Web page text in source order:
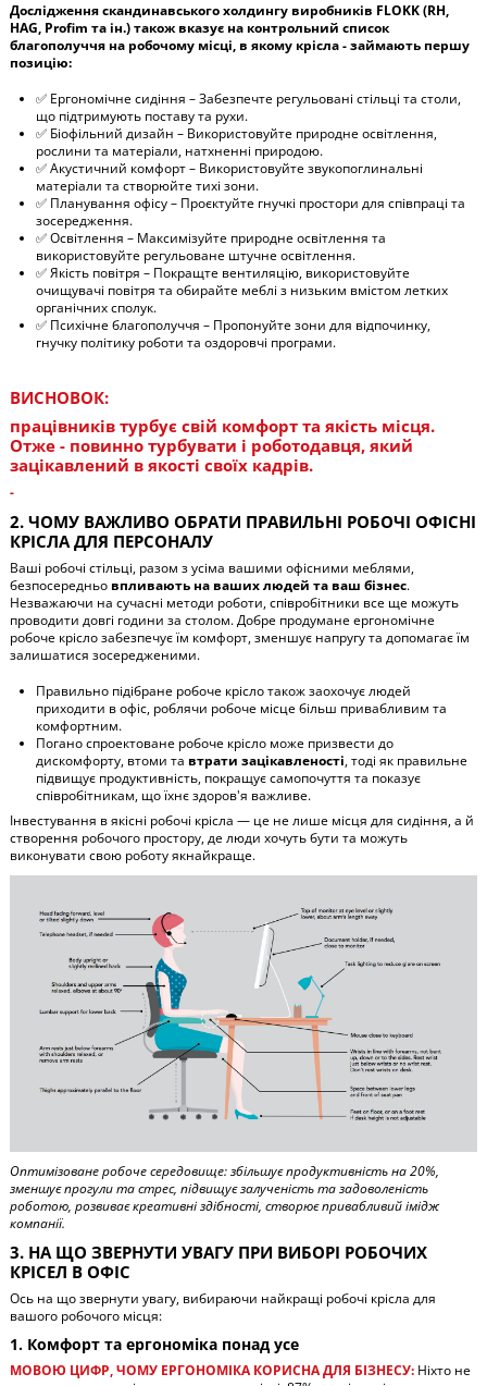
Дослідження скандинавського холдингу виробників FLOKK (RH,
HAG, Profim та ін.) також вказує на контрольний список
благополуччя на робочому місці, в якому крісла - займають першу
позицію:
✅ Ергономічне сидіння – Забезпечте регульовані стільці та столи,
що підтримують поставу та рухи.
✅ Біофільний дизайн – Використовуйте природне освітлення,
рослини та матеріали, натхненні природою.
✅ Акустичний комфорт – Використовуйте звукопоглинальні
матеріали та створюйте тихі зони.
✅ Планування офісу – Проєктуйте гнучкі простори для співпраці та
зосередження.
✅ Освітлення – Максимізуйте природне освітлення та
використовуйте регульоване штучне освітлення.
✅ Якість повітря – Покращте вентиляцію, використовуйте
очищувачі повітря та обирайте меблі з низьким вмістом летких
органічних сполук.
✅ Психічне благополуччя – Пропонуйте зони для відпочинку,
гнучку політику роботи та оздоровчі програми.
ВИСНОВОК:
працівників турбує свій комфорт та якість місця.
Отже - повинно турбувати і роботодавця, який
зацікавлений в якості своїх кадрів.
-
2. ЧОМУ ВАЖЛИВО ОБРАТИ ПРАВИЛЬНІ РОБОЧІ ОФІСНІ
КРІСЛА ДЛЯ ПЕРСОНАЛУ
Ваші робочі стільці, разом з усіма вашими офісними меблями,
безпосередньо впливають на ваших людей та ваш бізнес.
Незважаючи на сучасні методи роботи, співробітники все ще можуть
проводити довгі години за столом. Добре продумане ергономічне
робоче крісло забезпечує їм комфорт, зменшує напругу та допомагає їм
залишатися зосередженими.
Правильно підібране робоче крісло також заохочує людей
приходити в офіс, роблячи робоче місце більш привабливим та
комфортним.
Погано спроектоване робоче крісло може призвести до
дискомфорту, втоми та втрати зацікавленості, тоді як правильне
підвищує продуктивність, покращує самопочуття та показує
співробітникам, що їхнє здоров'я важливе.
Інвестування в якісні робочі крісла — це не лише місця для сидіння, а й
створення робочого простору, де люди хочуть бути та можуть
виконувати свою роботу якнайкраще.
Оптимізоване робоче середовище: збільшує продуктивність на 20%,
зменшує прогули та стрес, підвищує залученість та задоволеність
роботою, розвиває креативні здібності, створює привабливий імідж
компанії.
3. НА ЩО ЗВЕРНУТИ УВАГУ ПРИ ВИБОРІ РОБОЧИХ
КРІСЕЛ В ОФІС
Ось на що звернути увагу, вибираючи найкращі робочі крісла для
вашого робочого місця:
1. Комфорт та ергономіка понад усе
МОВОЮ ЦИФР, ЧОМУ ЕРГОНОМІКА КОРИСНА ДЛЯ БІЗНЕСУ: Ніхто не